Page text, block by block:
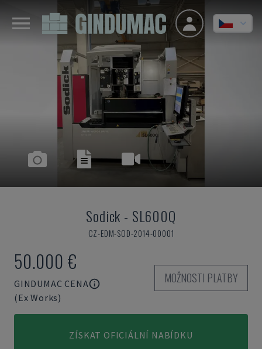
Sodick - SL600Q
CZ-EDM-SOD-2014-00001
50.000 €
GINDUMAC CENA
(Ex Works)
MOŽNOSTI PLATBY
ZÍSKAT OFICIÁLNÍ NABÍDKU